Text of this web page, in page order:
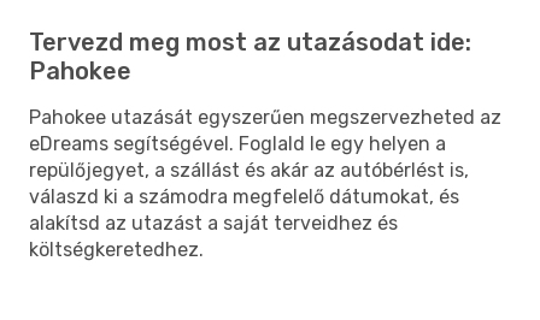
Tervezd meg most az utazásodat ide:
Pahokee
Pahokee utazását egyszerűen megszervezheted az
eDreams segítségével. Foglald le egy helyen a
repülőjegyet, a szállást és akár az autóbérlést is,
válaszd ki a számodra megfelelő dátumokat, és
alakítsd az utazást a saját terveidhez és
költségkeretedhez.